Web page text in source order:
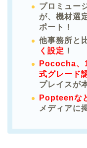
プロミュー
が、機材選
ポート！
他事務所と
く設定 ！
Pococha、
式グレード
プレイスが
Popteenな
メディアに